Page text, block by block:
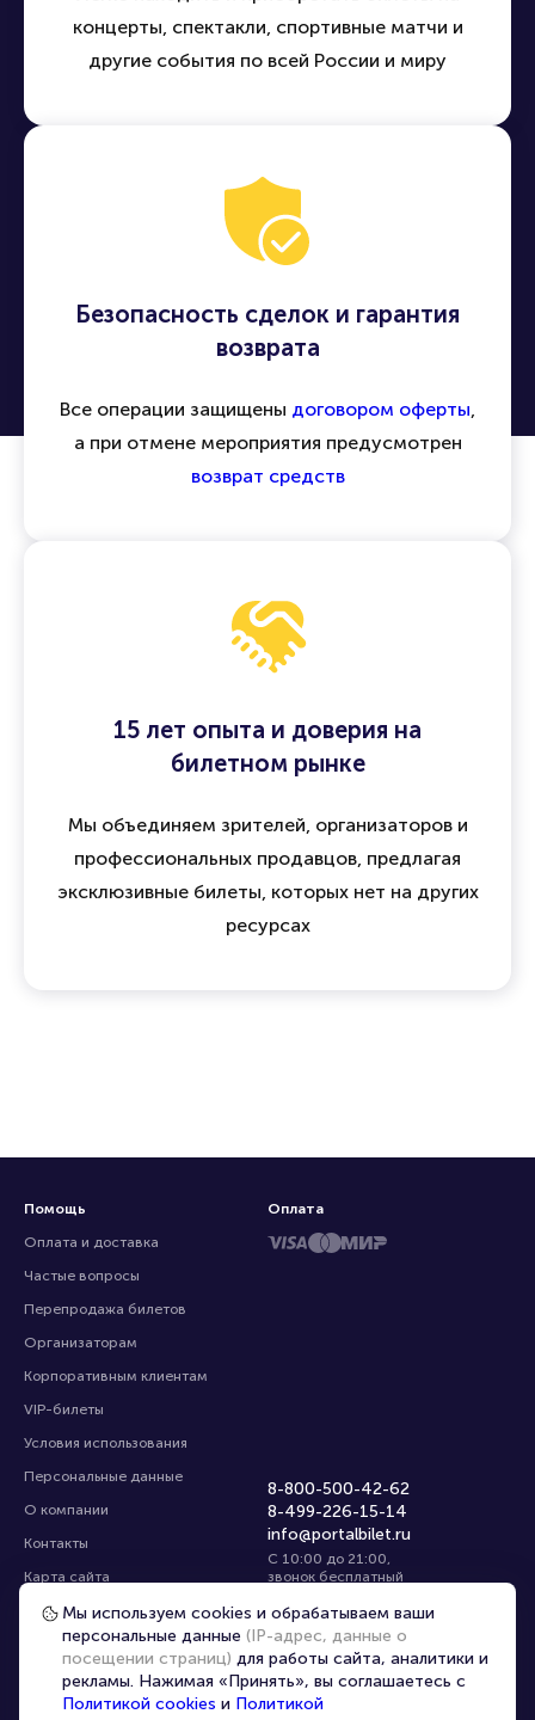
концерты, спектакли, спортивные матчи и
другие события по всей России и миру
Безопасность сделок и гарантия
возврата
Все операции защищены договором оферты,
а при отмене мероприятия предусмотрен
возврат средств
15 лет опыта и доверия на
билетном рынке
Мы объединяем зрителей, организаторов и
профессиональных продавцов, предлагая
эксклюзивные билеты, которых нет на других
ресурсах
Помощь
Оплата и доставка
Частые вопросы
Перепродажа билетов
Организаторам
Корпоративным клиентам
VIP-билеты
Условия использования
Персональные данные
О компании
Контакты
Карта сайта
Управление cookies
8-800-500-42-62
8-499-226-15-14
info@portalbilet.ru
С 10:00 до 21:00,
звонок бесплатный
Все площадки
Оплата
Главная | Екатеринбург
Мы используем cookies и обрабатываем ваши
персональные данные (IP-адрес, данные о
посещении страниц) для работы сайта, аналитики и
рекламы. Нажимая «Принять», вы соглашаетесь с
Политикой cookies и Политикой